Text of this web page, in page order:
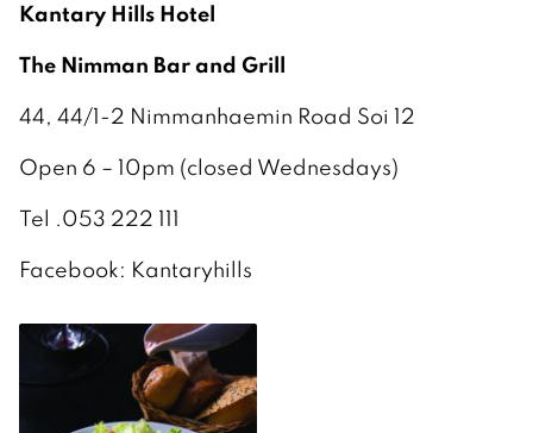
Kantary Hills Hotel
The Nimman Bar and Grill
44, 44/1-2 Nimmanhaemin Road Soi 12
Open 6 – 10pm (closed Wednesdays)
Tel .053 222 111
Facebook: Kantaryhills